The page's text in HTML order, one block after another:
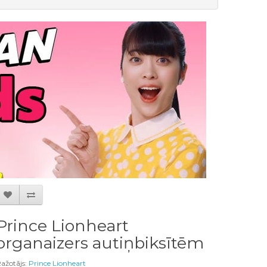
Lionheart
autiņbiksītēm
Prince Lionheart